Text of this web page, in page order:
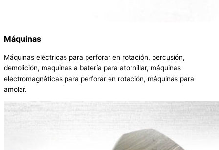
Máquinas
Máquinas eléctricas para perforar en rotación, percusión,
demolición, maquinas a batería para atornillar, máquinas
electromagnéticas para perforar en rotación, máquinas para
amolar.